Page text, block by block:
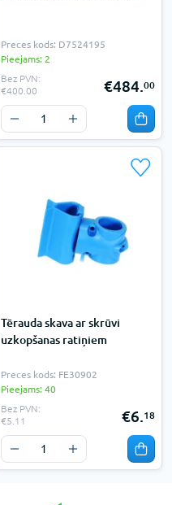
Preces kods: D7524195
Pieejams: 2
Bez PVN:
€400.00
€484.00
Tērauda skava ar skrūvi
uzkopšanas ratiņiem
Preces kods: FE30902
Pieejams: 40
Bez PVN:
€5.11
€6.18